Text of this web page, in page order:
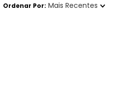
Ordenar Por Mais Recentes